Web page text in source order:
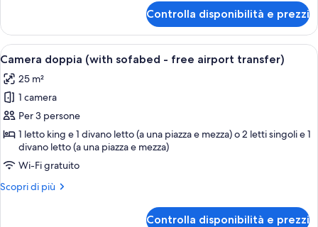
Free
Airport
Transfer)
uso
singolo
(with
Airport
Transfer)
Controlla disponibilità e prezzi
Apri
tutte
le
foto
per
Camera
doppia
(with
sofabed
Camera d'albergo con due letti, una
10
Camera doppia (with sofabed - free airport transfer)
25 m²
1 camera
Per 3 persone
1 letto king e 1 divano letto (a una piazza e mezza) o 2 letti singoli e 1
divano letto (a una piazza e mezza)
Wi-Fi gratuito
Scopri di più
Altri
Controlla disponibilità e prezzi